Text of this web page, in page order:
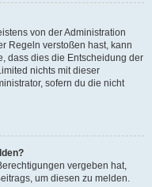
von der Administration
Regeln verstoßen hast, kann
dass dies die Entscheidung der
nichts mit dieser
sofern du die nicht
vergeben hat,
um diesen zu melden.